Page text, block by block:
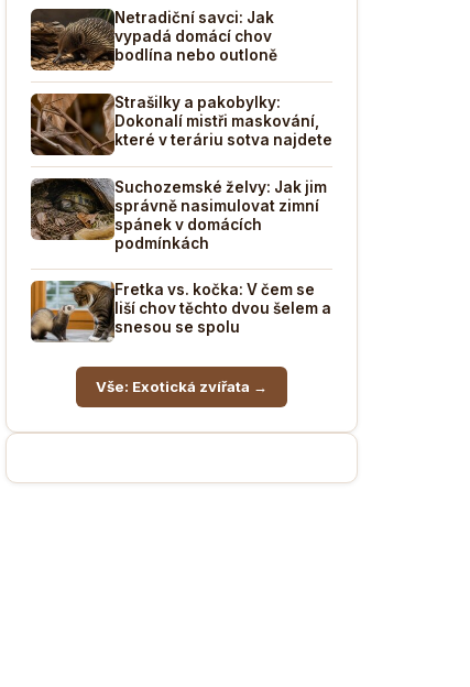
Netradiční savci: Jak
vypadá domácí chov
bodlína nebo outloně
Strašilky a pakobylky:
Dokonalí mistři maskování,
které v teráriu sotva najdete
Suchozemské želvy: Jak jim
správně nasimulovat zimní
spánek v domácích
podmínkách
Fretka vs. kočka: V čem se
liší chov těchto dvou šelem a
snesou se spolu
Vše: Exotická zvířata →